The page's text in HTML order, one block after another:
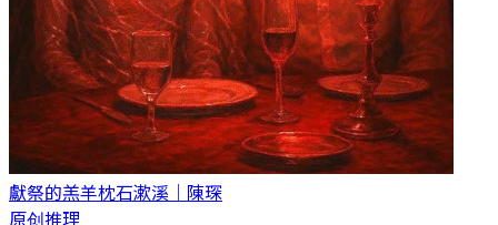
獻祭的羔羊枕石漱溪｜陳琛
原创推理